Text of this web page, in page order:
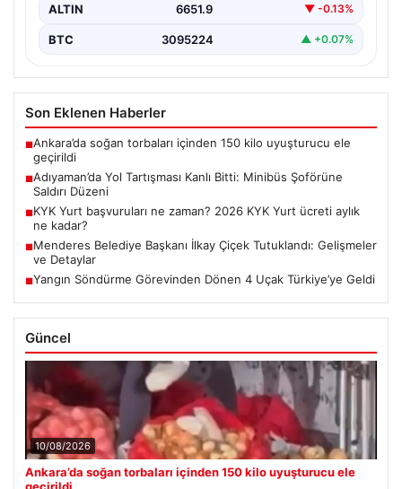
ALTIN 6651.9 ▼ -0.13%
BTC 3095224 ▲ +0.07%
Son Eklenen Haberler
■Ankara’da soğan torbaları içinden 150 kilo uyuşturucu ele
geçirildi
■Adıyaman’da Yol Tartışması Kanlı Bitti: Minibüs Şoförüne
Saldırı Düzeni
■KYK Yurt başvuruları ne zaman? 2026 KYK Yurt ücreti aylık
ne kadar?
■Menderes Belediye Başkanı İlkay Çiçek Tutuklandı: Gelişmeler
ve Detaylar
■Yangın Söndürme Görevinden Dönen 4 Uçak Türkiye’ye Geldi
Güncel
10/08/2026
Ankara’da soğan torbaları içinden 150 kilo uyuşturucu ele
geçirildi